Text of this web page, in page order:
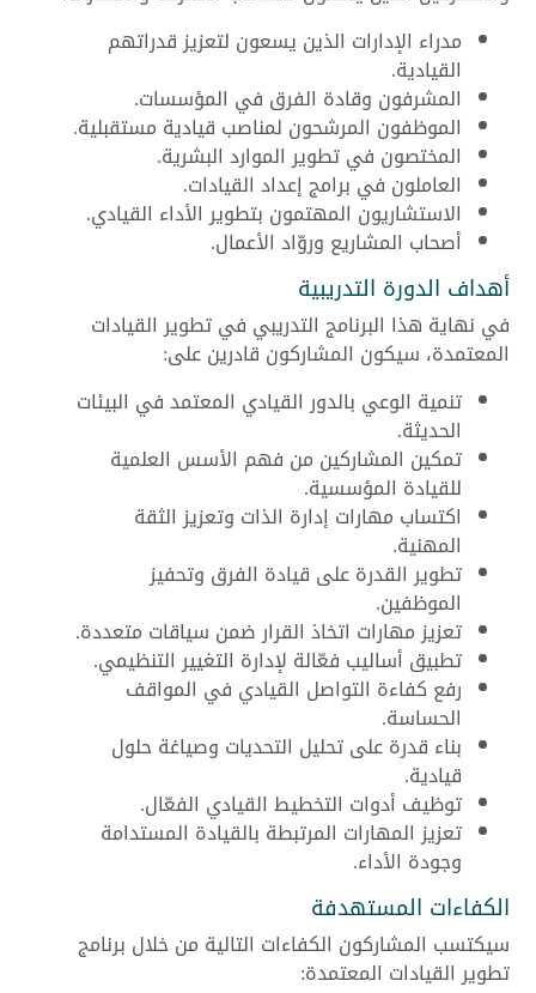
مدراء الإدارات الذين يسعون لتعزيز قدراتهم
القيادية.
المشرفون وقادة الفرق في المؤسسات.
الموظفون المرشحون لمناصب قيادية مستقبلية.
المختصون في تطوير الموارد البشرية.
العاملون في برامج إعداد القيادات.
الاستشاريون المهتمون بتطوير الأداء القيادي.
أصحاب المشاريع وروّاد الأعمال.
أهداف الدورة التدريبية
في نهاية هذا البرنامج التدريبي في تطوير القيادات
المعتمدة، سيكون المشاركون قادرين على:
تنمية الوعي بالدور القيادي المعتمد في البيئات
الحديثة.
تمكين المشاركين من فهم الأسس العلمية
للقيادة المؤسسية.
اكتساب مهارات إدارة الذات وتعزيز الثقة
المهنية.
تطوير القدرة على قيادة الفرق وتحفيز
الموظفين.
تعزيز مهارات اتخاذ القرار ضمن سياقات متعددة.
تطبيق أساليب فعّالة لإدارة التغيير التنظيمي.
رفع كفاءة التواصل القيادي في المواقف
الحساسة.
بناء قدرة على تحليل التحديات وصياغة حلول
قيادية.
توظيف أدوات التخطيط القيادي الفعّال.
تعزيز المهارات المرتبطة بالقيادة المستدامة
وجودة الأداء.
الكفاءات المستهدفة
سيكتسب المشاركون الكفاءات التالية من خلال برنامج
تطوير القيادات المعتمدة: